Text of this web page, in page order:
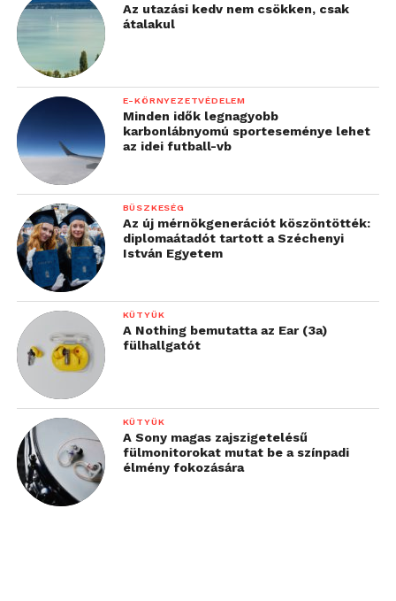
Az utazási kedv nem csökken, csak
átalakul
E-KÖRNYEZETVÉDELEM
Minden idők legnagyobb
karbonlábnyomú sporteseménye lehet
az idei futball-vb
BÜSZKESÉG
Az új mérnökgenerációt köszöntötték:
diplomaátadót tartott a Széchenyi
István Egyetem
KÜTYÜK
A Nothing bemutatta az Ear (3a)
fülhallgatót
KÜTYÜK
A Sony magas zajszigetelésű
fülmonitorokat mutat be a színpadi
élmény fokozására